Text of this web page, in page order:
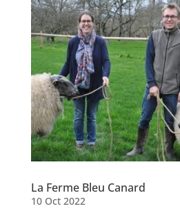
La Ferme Bleu Canard
10 Oct 2022